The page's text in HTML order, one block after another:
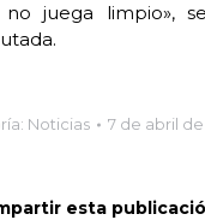
juega limpio»,
Noticias 7 de abril
esta